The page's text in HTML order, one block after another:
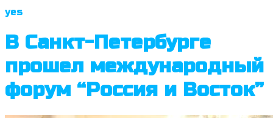
yes
В Санкт-Петербурге
прошел международный
форум “Россия и Восток”